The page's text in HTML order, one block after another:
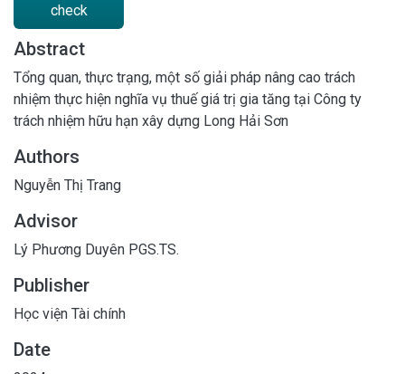
check
Abstract
Tổng quan, thực trạng, một số giải pháp nâng cao trách
nhiệm thực hiện nghĩa vụ thuế giá trị gia tăng tại Công ty
trách nhiệm hữu hạn xây dựng Long Hải Sơn
Authors
Nguyễn Thị Trang
Advisor
Lý Phương Duyên PGS.TS.
Publisher
Học viện Tài chính
Date